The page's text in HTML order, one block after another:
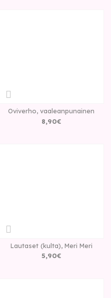
Oviverho, vaaleanpunainen
8,90€
Lautaset (kulta), Meri Meri
5,90€